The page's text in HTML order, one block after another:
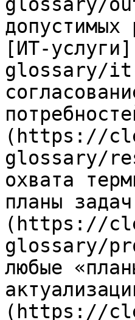
[ИТ-
glossary/it-
(https://
glossary/
охвата
планы
(https://
glossary/
любые
(https://